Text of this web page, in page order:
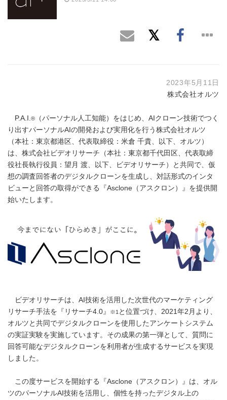
2023年5月11日
株式会社オルツ
P.A.I.®️
（パーソナル人工知能）をはじめ、AIクローン技術でつく
り出すパーソナルAIの開発および実用化を行う株式会社オルツ
（本社：東京都港区、代表取締役：米倉 千貴、以下、オルツ）
は、株式会社ビデオリサーチ（本社：東京都千代田区、代表取締
役社長執行役員：望月 渡、以下、ビデオリサーチ）と共同で、仮
想の調査回答者のデジタルクローンを生成し、対話形式のインタ
ビューと回答の取得ができる『Asclone（アスクロン）』を提供開
始いたします。
ビデオリサーチは、AI技術を活用した次世代のマーケティング
リサーチ手法を『リサーチ4.0』
※1 と位置づけ、2021年2月より、
オルツと共同でデジタルクローンを使用したアンケートシステム
の実証実験を実施しています。その成果の第一弾として、質問に
回答可能なデジタルクローンを利用者が生成するサービスを実現
しました。
この度サービスを開始する『Asclone（アスクロン）』は、オル
ツのパーソナルAI技術を活用し、個性を持ったデジタル上の